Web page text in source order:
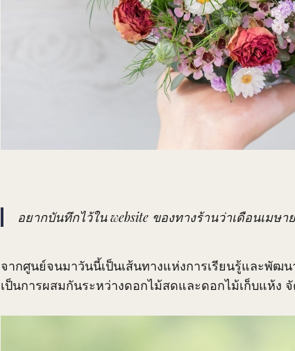
อยากบันทึกไว้ใน website ของทางร้านว่าเดือนเมษ
จากศูนย์จนมาวันนี้เป็นเส้นทางแห่งการเรียนรู้และพัฒน
เป็นการผสมกันระหว่างดอกไม้สดและดอกไม้เก็บแห้ง